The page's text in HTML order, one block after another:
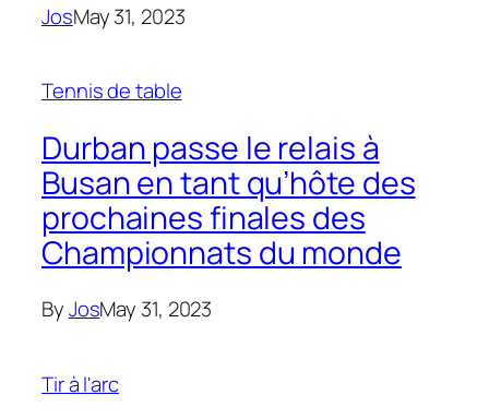
JosMay 31, 2023
Tennis de table
Durban passe le relais à
Busan en tant qu’hôte des
prochaines finales des
Championnats du monde
ByJosMay 31, 2023
Tir à l'arc